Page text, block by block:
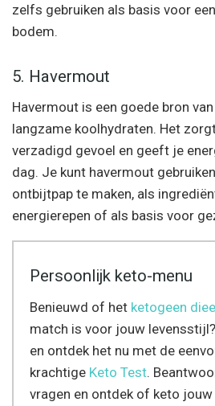
zelfs gebruiken als basis voor
bodem.
5. Havermout
Havermout is een goede bron
langzame koolhydraten. Het
verzadigd gevoel en geeft je
dag. Je kunt havermout
ontbijtpap te maken, als
energierepen of als basis voor
Persoonlijk keto-menu
Benieuwd of het ketogeen
match is voor jouw
en ontdek het nu met de
krachtige Keto Test.
vragen en ontdek of keto